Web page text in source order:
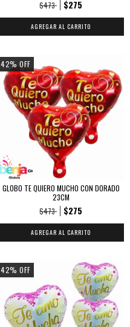
$473
$275
42% OFF
GLOBO TE QUIERO MUCHO CON DORADO
23CM
$473
$275
42% OFF